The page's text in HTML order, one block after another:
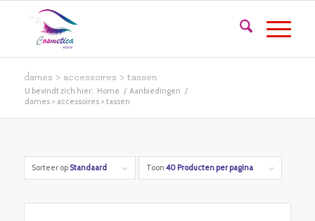
dames > accessoires > tassen
U bevindt zich hier: Home / Aanbiedingen /
dames > accessoires > tassen
Sorteer op Standaard Toon 40 Producten per pagina